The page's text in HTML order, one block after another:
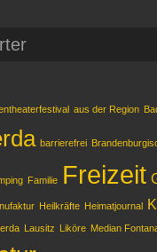
aus der Region
barrierefrei
Familie Freizeit
Heilkräfte Heimatjournal
Lausitz Liköre Median